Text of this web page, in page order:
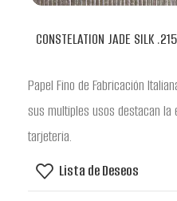
CONSTELATION JADE SILK
Papel Fino de Fabricación
sus multiples usos destacan la
tarjeteria.
Lista de Deseos